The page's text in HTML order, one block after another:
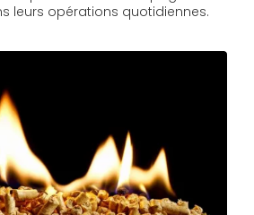
leurs opérations quotidiennes.